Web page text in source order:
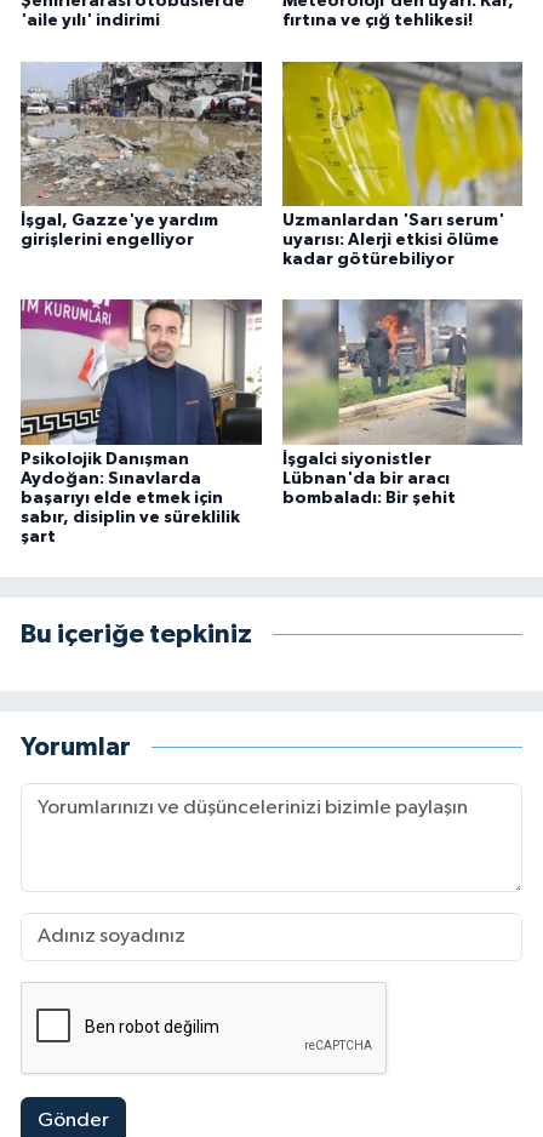
'aile yılı' indirimi
fırtına ve çığ tehlikesi!
İşgal, Gazze'ye yardım
girişlerini engelliyor
Uzmanlardan 'Sarı serum'
uyarısı: Alerji etkisi ölüme
kadar götürebiliyor
Psikolojik Danışman
Aydoğan: Sınavlarda
başarıyı elde etmek için
sabır, disiplin ve süreklilik
şart
İşgalci siyonistler
Lübnan'da bir aracı
bombaladı: Bir şehit
Bu içeriğe tepkiniz
Yorumlar
Gönder